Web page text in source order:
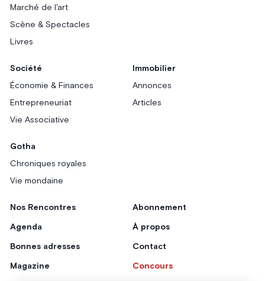
Marché de l'art
Scène & Spectacles
Livres
Société
Économie & Finances
Entrepreneuriat
Vie Associative
Immobilier
Annonces
Articles
Gotha
Chroniques royales
Vie mondaine
Nos Rencontres
Agenda
Bonnes adresses
Magazine
Abonnement
À propos
Contact
Concours